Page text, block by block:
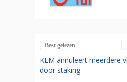
Best gelezen
KLM annuleert meerdere
door staking